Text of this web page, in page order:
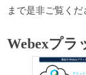
まで是非ご覧くだ
Webexプラ